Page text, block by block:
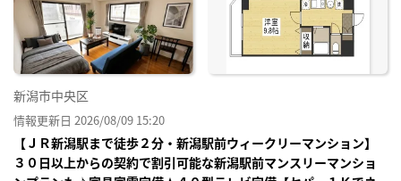
録
新潟市中央区
情報更新日 2026/08/09 15:20
【ＪＲ新潟駅まで徒歩２分・新潟駅前ウィークリーマンション】
３０日以上からの契約で割引可能な新潟駅前マンスリーマンショ